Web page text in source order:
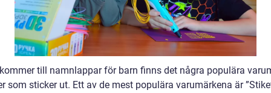
till namnlappar för barn finns det några populära
som sticker ut. Ett av de mest populära varumärkena är